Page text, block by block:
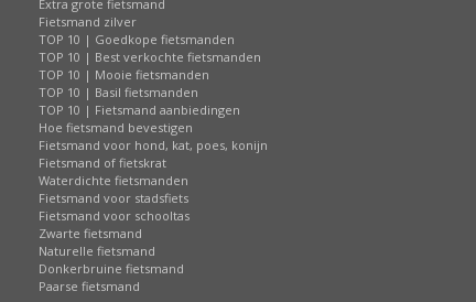
Extra grote fietsmand
Fietsmand zilver
TOP 10 | Goedkope fietsmanden
TOP 10 | Best verkochte fietsmanden
TOP 10 | Mooie fietsmanden
TOP 10 | Basil fietsmanden
TOP 10 | Fietsmand aanbiedingen
Hoe fietsmand bevestigen
Fietsmand voor hond, kat, poes, konijn
Fietsmand of fietskrat
Waterdichte fietsmanden
Fietsmand voor stadsfiets
Fietsmand voor schooltas
Zwarte fietsmand
Naturelle fietsmand
Donkerbruine fietsmand
Paarse fietsmand